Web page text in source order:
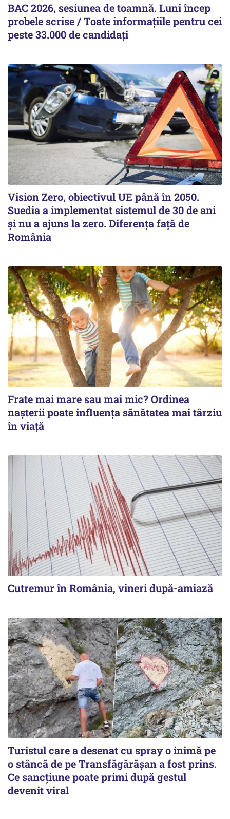
BAC 2026, sesiunea de toamnă. Luni încep
probele scrise / Toate informațiile pentru cei
peste 33.000 de candidați
Vision Zero, obiectivul UE până în 2050.
Suedia a implementat sistemul de 30 de ani
şi nu a ajuns la zero. Diferenţa faţă de
România
Frate mai mare sau mai mic? Ordinea
nașterii poate influența sănătatea mai târziu
în viață
Cutremur în România, vineri după-amiază
Turistul care a desenat cu spray o inimă pe
o stâncă de pe Transfăgărășan a fost prins.
Ce sancțiune poate primi după gestul
devenit viral